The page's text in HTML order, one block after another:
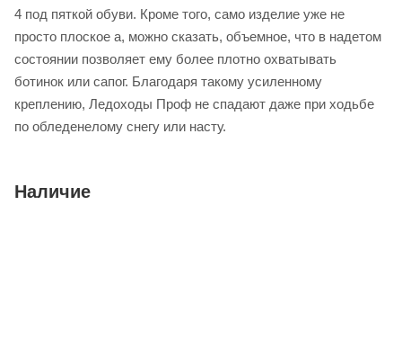
4 под пяткой обуви. Кроме того, само изделие уже не
просто плоское а, можно сказать, объемное, что в надетом
состоянии позволяет ему более плотно охватывать
ботинок или сапог. Благодаря такому усиленному
креплению, Ледоходы Проф не спадают даже при ходьбе
по обледенелому снегу или насту.
Наличие